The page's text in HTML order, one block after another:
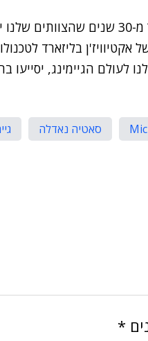
לדברי קוטיק, "כבר יותר מ-30
אקטיוויז'ן בליזארד
לעולם הגיימינג,
סאטיה נאדלה
*